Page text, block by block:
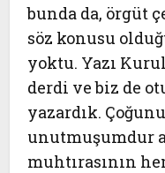
bunda da, örgüt
söz konusu
yoktu. Yazı
derdi ve biz de
yazardık.
unutmuşumdur
muhtırasının